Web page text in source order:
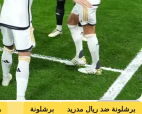
Getty Images
برشلونة ضد ريال مدريد برشلونة